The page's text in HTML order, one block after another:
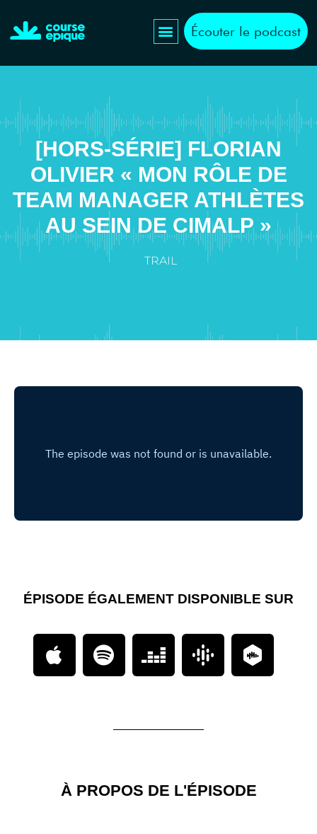
Écouter le podcast
[HORS-SÉRIE] FLORIAN
OLIVIER « MON RÔLE DE
TEAM MANAGER ATHLÈTES
AU SEIN DE CIMALP »
TRAIL
ÉPISODE ÉGALEMENT DISPONIBLE SUR
À PROPOS DE L'ÉPISODE